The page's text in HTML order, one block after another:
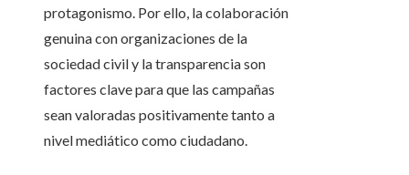
protagonismo. Por ello, la colaboración
genuina con organizaciones de la
sociedad civil y la transparencia son
factores clave para que las campañas
sean valoradas positivamente tanto a
nivel mediático como ciudadano.